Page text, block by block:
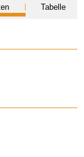
Tabelle